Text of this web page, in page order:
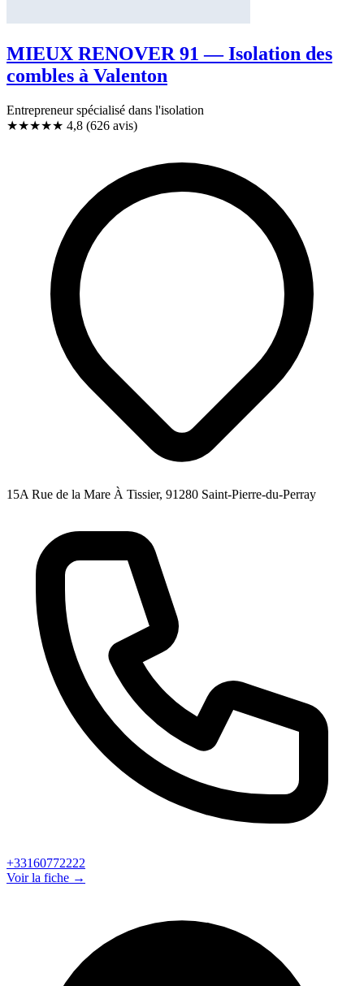
MIEUX RENOVER 91 — Isolation des
combles à Valenton
Entrepreneur spécialisé dans l'isolation
★★★★★ 4,8 (626 avis)
15A Rue de la Mare À Tissier, 91280 Saint-Pierre-du-Perray
+33160772222
Voir la fiche →